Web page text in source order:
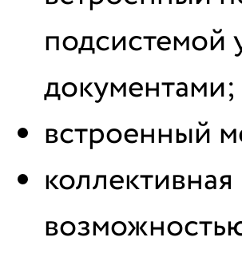
подсистемой
документами;
встроенный